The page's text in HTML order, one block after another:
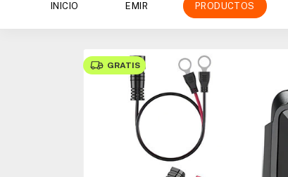
INICIO EMIR PRODUCTOS
GRATIS